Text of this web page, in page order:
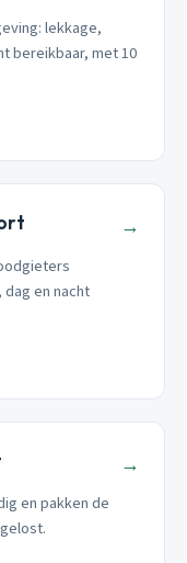
lekkage,
bereikbaar, met 10
→
en nacht
→
en pakken de